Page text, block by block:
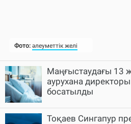
Маңғыстаудағы 13
аурухана
босатылды
Тоқаев Сингапур